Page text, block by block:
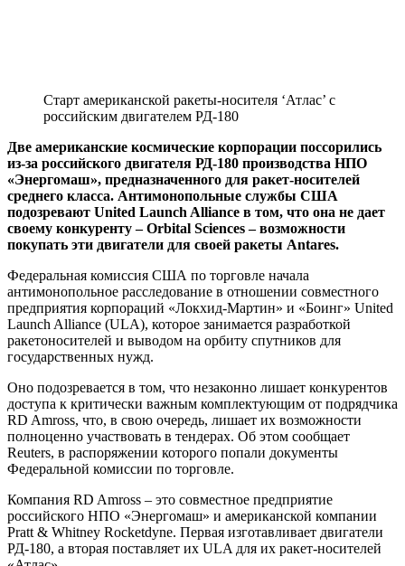
Старт американской ракеты-носителя ‘Атлас’ с
российским двигателем РД-180
Две американские космические корпорации поссорились
из-за российского двигателя РД-180 производства НПО
«Энергомаш», предназначенного для ракет-носителей
среднего класса. Антимонопольные службы США
подозревают United Launch Alliance в том, что она не дает
своему конкуренту – Orbital Sciences – возможности
покупать эти двигатели для своей ракеты Antares.
Федеральная комиссия США по торговле начала
антимонопольное расследование в отношении совместного
предприятия корпораций «Локхид-Мартин» и «Боинг» United
Launch Alliance (ULA), которое занимается разработкой
ракетоносителей и выводом на орбиту спутников для
государственных нужд.
Оно подозревается в том, что незаконно лишает конкурентов
доступа к критически важным комплектующим от подрядчика
RD Amross, что, в свою очередь, лишает их возможности
полноценно участвовать в тендерах. Об этом сообщает
Reuters, в распоряжении которого попали документы
Федеральной комиссии по торговле.
Компания RD Amross – это совместное предприятие
российского НПО «Энергомаш» и американской компании
Pratt & Whitney Rocketdyne. Первая изготавливает двигатели
РД-180, а вторая поставляет их ULA для их ракет-носителей